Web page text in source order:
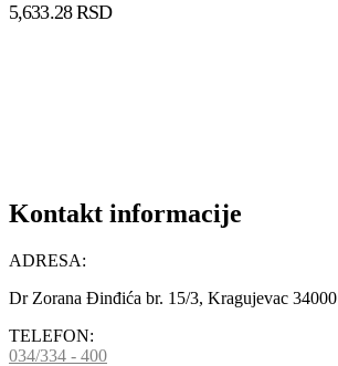
5,633.28RSD
Kontakt informacije
ADRESA:
Dr Zorana Đinđića br. 15/3, Kragujevac 34000
TELEFON:
034/334 - 400